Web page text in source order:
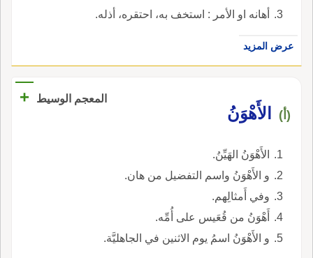
أهانه او الأمر : استخف به، احتقره، أذله.
عرض المزيد
المعجم الوسيط +
(أ) الأَهْوَنُ
الأَهْوَنُ الهَيِّنُ.
و الأَهْوَنُ واسم التفضيل من هان.
وفي أَمثالِهم.
أَهْوَنُ من قُعَيس على أُمِّه.
و الأَهْوَنُ اسمُ يوم الاثنين في الجاهليَّة.